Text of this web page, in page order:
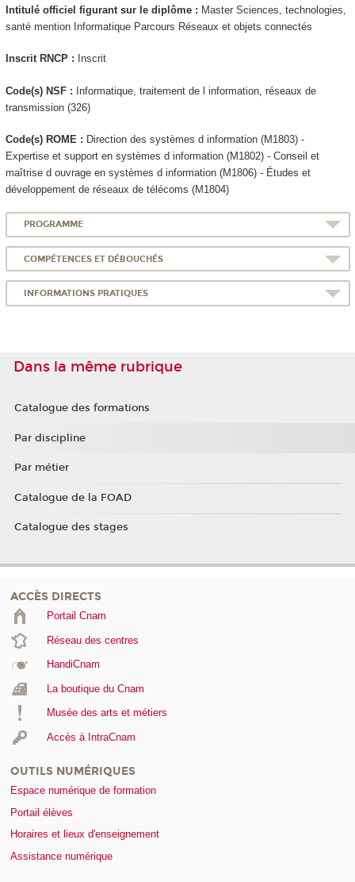
Intitulé officiel figurant sur le diplôme : Master Sciences, technologies,
santé mention Informatique Parcours Réseaux et objets connectés
Inscrit RNCP: Inscrit
Code(s) NSF : Informatique, traitement de l information, réseaux de
transmission (326)
Code(s) ROME : Direction des systèmes d information (M1803) -
Expertise et support en systèmes d information (M1802) - Conseil et
maîtrise d ouvrage en systèmes d information (M1806) - Études et
développement de réseaux de télécoms (M1804)
PROGRAMME
COMPÉTENCES ET DÉBOUCHÉS
INFORMATIONS PRATIQUES
Dans la même rubrique
Catalogue des formations
Par discipline
Par métier
Catalogue de la FOAD
Catalogue des stages
ACCÈS DIRECTS
Portail Cnam
Réseau des centres
HandiCnam
La boutique du Cnam
Musée des arts et métiers
Accès à IntraCnam
OUTILS NUMÉRIQUES
Espace numérique de formation
Portail élèves
Horaires et lieux d'enseignement
Assistance numérique